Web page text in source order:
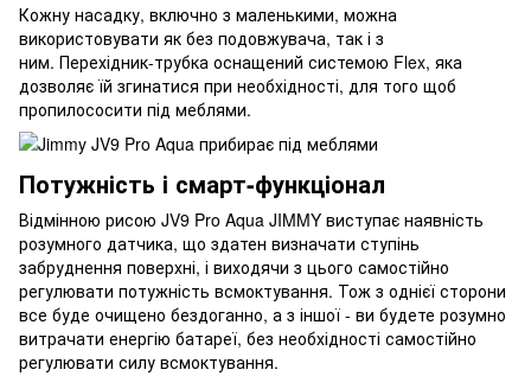
Кожну насадку, включно з маленькими, можна
використовувати як без подовжувача, так і з
ним. Перехідник-трубка оснащений системою Flex, яка
дозволяє їй згинатися при необхідності, для того щоб
пропилососити під меблями.
Потужність і смарт-функціонал
Відмінною рисою JV9 Pro Aqua JIMMY виступає наявність
розумного датчика, що здатен визначати ступінь
забруднення поверхні, і виходячи з цього самостійно
регулювати потужність всмоктування. Тож з однієї сторони
все буде очищено бездоганно, а з іншої - ви будете розумно
витрачати енергію батареї, без необхідності самостійно
регулювати силу всмоктування.